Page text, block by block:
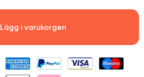
Lägg i varukorgen